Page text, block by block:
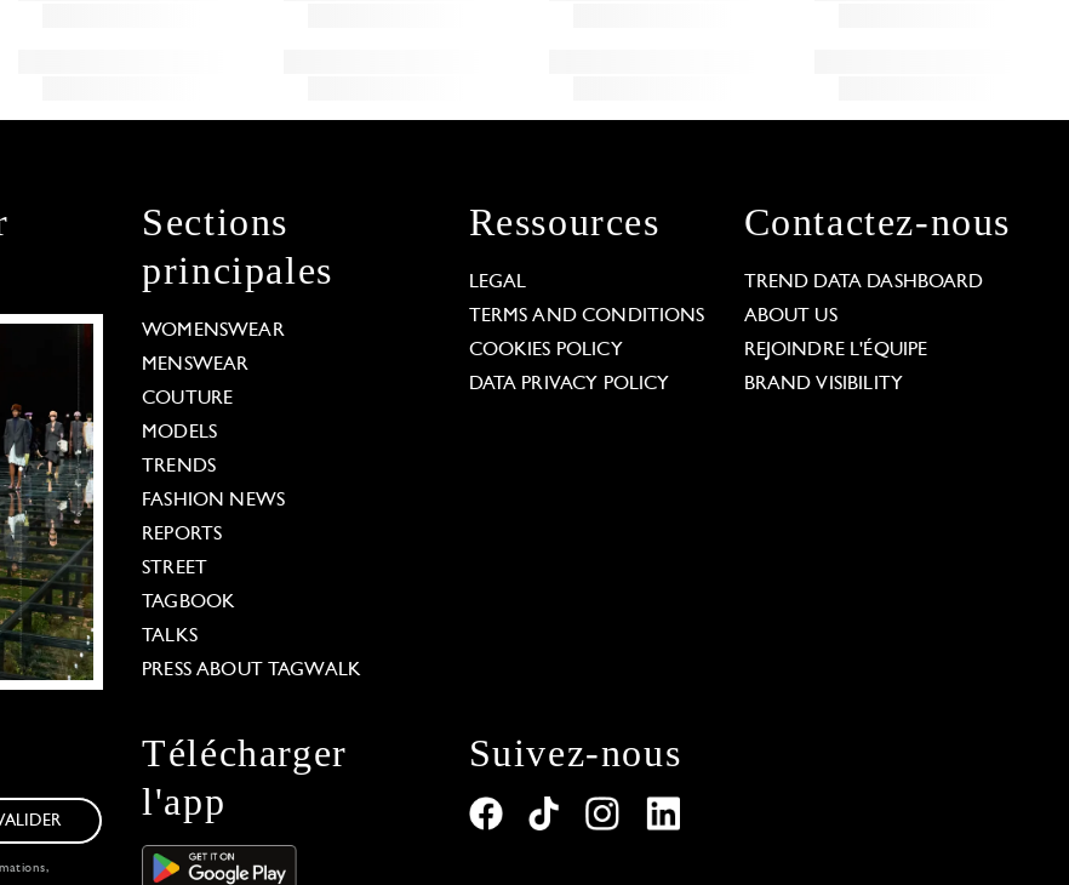
Sections
principales
WOMENSWEAR
MENSWEAR
COUTURE
MODELS
TRENDS
FASHION NEWS
REPORTS
STREET
TAGBOOK
TALKS
PRESS ABOUT TAGWALK
Ressources
LEGAL
TERMS AND CONDITIONS
COOKIES POLICY
DATA PRIVACY POLICY
Contactez-nous
TREND DATA DASHBOARD
ABOUT US
REJOINDRE L'ÉQUIPE
BRAND VISIBILITY
Télécharger
l'app
Suivez-nous